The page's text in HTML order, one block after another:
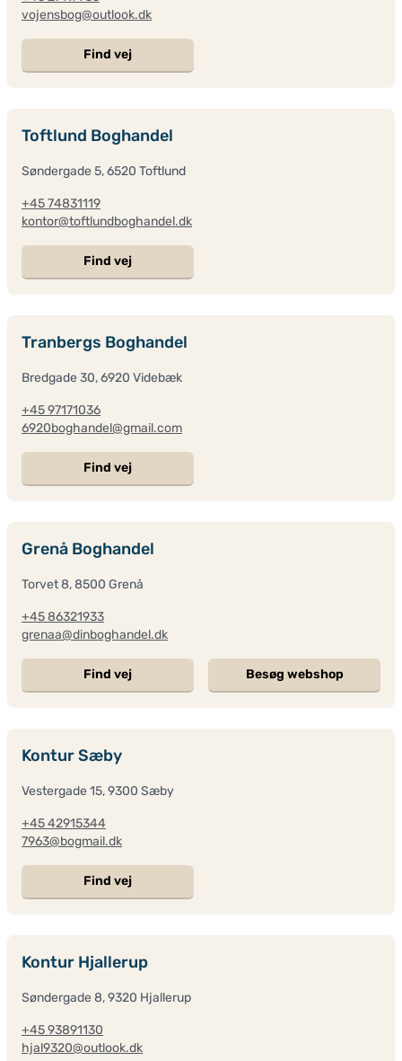
vojensbog@outlook.dk
Find vej
Toftlund Boghandel
Søndergade 5, 6520 Toftlund
+45 74831119
kontor@toftlundboghandel.dk
Find vej
Tranbergs Boghandel
Bredgade 30, 6920 Videbæk
+45 97171036
6920boghandel@gmail.com
Find vej
Grenå Boghandel
Torvet 8, 8500 Grenå
+45 86321933
grenaa@dinboghandel.dk
Find vej Besøg webshop
Kontur Sæby
Vestergade 15, 9300 Sæby
+45 42915344
7963@bogmail.dk
Find vej
Kontur Hjallerup
Søndergade 8, 9320 Hjallerup
+45 93891130
hjal9320@outlook.dk